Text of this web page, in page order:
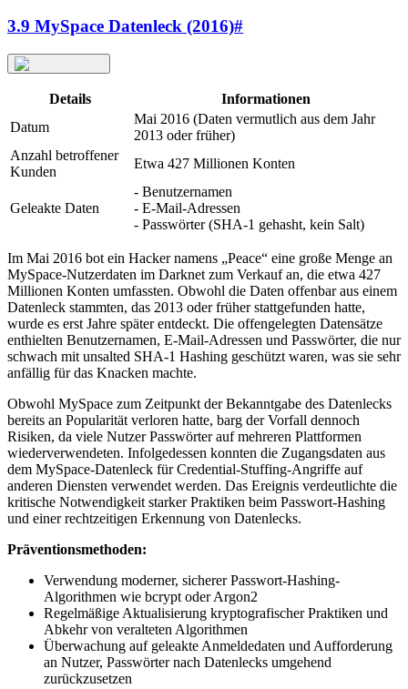
3.9 MySpace Datenleck (2016)#
Details
Informationen
Datum
Mai 2016 (Daten vermutlich aus dem Jahr
2013 oder früher)
Anzahl betroffener
Kunden
Etwa 427 Millionen Konten
Geleakte Daten
- Benutzernamen
- E-Mail-Adressen
- Passwörter (SHA-1 gehasht, kein Salt)
Im Mai 2016 bot ein Hacker namens „Peace“ eine große Menge an
MySpace-Nutzerdaten im Darknet zum Verkauf an, die etwa 427
Millionen Konten umfassten. Obwohl die Daten offenbar aus einem
Datenleck stammten, das 2013 oder früher stattgefunden hatte,
wurde es erst Jahre später entdeckt. Die offengelegten Datensätze
enthielten Benutzernamen, E-Mail-Adressen und Passwörter, die nur
schwach mit unsalted SHA-1 Hashing geschützt waren, was sie sehr
anfällig für das Knacken machte.
Obwohl MySpace zum Zeitpunkt der Bekanntgabe des Datenlecks
bereits an Popularität verloren hatte, barg der Vorfall dennoch
Risiken, da viele Nutzer Passwörter auf mehreren Plattformen
wiederverwendeten. Infolgedessen konnten die Zugangsdaten aus
dem MySpace-Datenleck für Credential-Stuffing-Angriffe auf
anderen Diensten verwendet werden. Das Ereignis verdeutlichte die
kritische Notwendigkeit starker Praktiken beim Passwort-Hashing
und einer rechtzeitigen Erkennung von Datenlecks.
Präventionsmethoden:
Verwendung moderner, sicherer Passwort-Hashing-
Algorithmen wie bcrypt oder Argon2
Regelmäßige Aktualisierung kryptografischer Praktiken und
Abkehr von veralteten Algorithmen
Überwachung auf geleakte Anmeldedaten und Aufforderung
an Nutzer, Passwörter nach Datenlecks umgehend
zurückzusetzen